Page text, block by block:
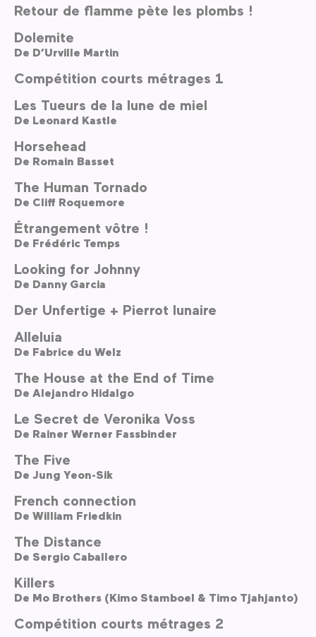
Retour de flamme pète les plombs !
Dolemite
De D’Urville Martin
Compétition courts métrages 1
Les Tueurs de la lune de miel
De Leonard Kastle
Horsehead
De Romain Basset
The Human Tornado
De Cliff Roquemore
Étrangement vôtre !
De Frédéric Temps
Looking for Johnny
De Danny Garcia
Der Unfertige + Pierrot lunaire
Alleluia
De Fabrice du Welz
The House at the End of Time
De Alejandro Hidalgo
Le Secret de Veronika Voss
De Rainer Werner Fassbinder
The Five
De Jung Yeon-Sik
French connection
De William Friedkin
The Distance
De Sergio Caballero
Killers
De Mo Brothers (Kimo Stamboel & Timo Tjahjanto)
Compétition courts métrages 2